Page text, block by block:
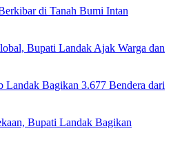
di Tanah Bumi Intan
Bupati Landak Ajak Warga dan
Landak Bagikan 3.677 Bendera dari
Bupati Landak Bagikan